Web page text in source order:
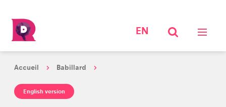
EN
Accueil Babillard
English version